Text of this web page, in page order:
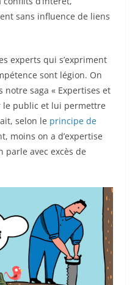
sans influence de liens
experts qui s’expriment
sont légion. On
saga « Expertises et
le public et lui permettre
selon le principe de
moins on a d’expertise
parle avec excès de